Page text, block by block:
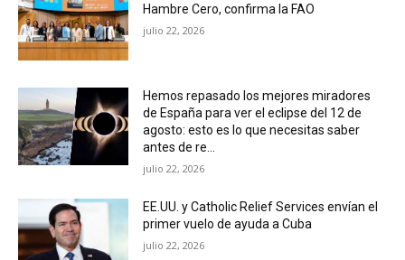
Hambre Cero, confirma la FAO
julio 22, 2026
Hemos repasado los mejores miradores
de España para ver el eclipse del 12 de
agosto: esto es lo que necesitas saber
antes de re…
julio 22, 2026
EE.UU. y Catholic Relief Services envían el
primer vuelo de ayuda a Cuba
julio 22, 2026